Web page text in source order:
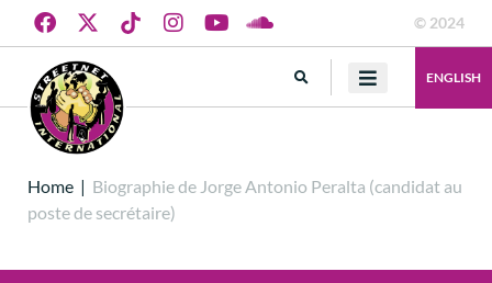
© 2024
ENGLISH
Home | Biographie de Jorge Antonio Peralta (candidat au
poste de secrétaire)